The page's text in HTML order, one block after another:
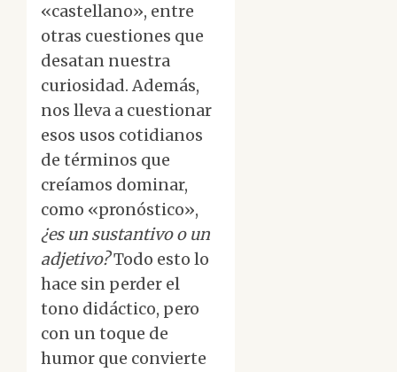
«castellano», entre
otras cuestiones que
desatan nuestra
curiosidad. Además,
nos lleva a cuestionar
esos usos cotidianos
de términos que
creíamos dominar,
como «pronóstico»,
¿es un sustantivo o un
adjetivo?Todo esto lo
hace sin perder el
tono didáctico, pero
con un toque de
humor que convierte